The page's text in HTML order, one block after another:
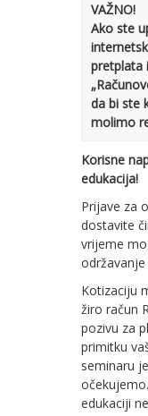
VAŽNO!
Ako ste
pretplata
da bi ste
molimo
Korisne
edukacija!
Prijave za
dostavite
vrijeme
Kotizaciju
žiro račun
pozivu za
primitku
seminaru
edukaciji